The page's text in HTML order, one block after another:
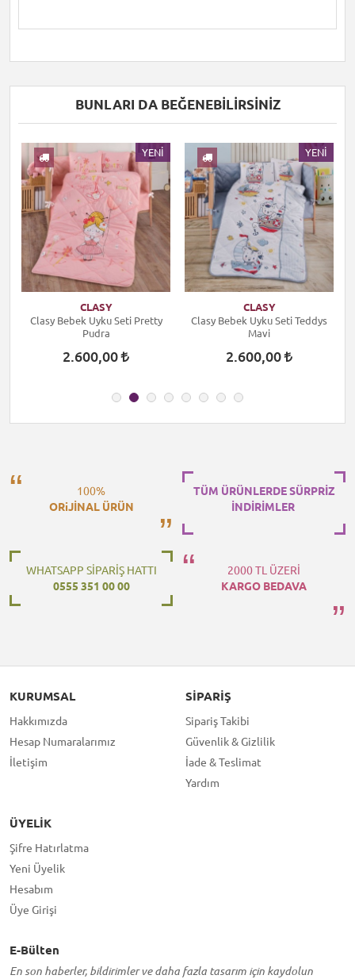
BUNLARI DA BEĞENEBILIRSINIZ
YENI
CLASY
Clasy Bebek Uyku Seti Pretty
Pudra
2.600,00
YENI
CLASY
Clasy Bebek Uyku Seti Teddys
Mavi
2.600,00
100%
ORiJİNAL ÜRÜN
TÜM ÜRÜNLERDE SÜRPRİZ
İNDİRİMLER
WHATSAPP SİPARİŞ HATTI
0555 351 00 00
2000 TL ÜZERİ
KARGO BEDAVA
KURUMSAL
Hakkımızda
Hesap Numaralarımız
İletişim
SIPARIŞ
Sipariş Takibi
Güvenlik & Gizlilik
İade & Teslimat
Yardım
ÜYELIK
Şifre Hatırlatma
Yeni Üyelik
Hesabım
Üye Girişi
E-Bülten
En son haberler, bildirimler ve daha fazla tasarım için kaydolun